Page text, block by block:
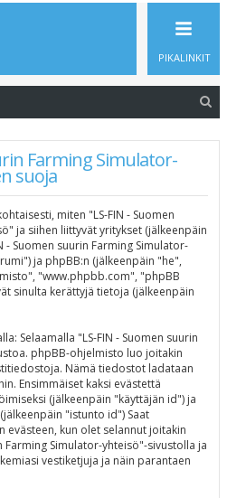
PIKALINKIT
Farming Simulator-
suoja
miten "LS-FIN - Suomen
ja siihen liittyvät yritykset (jälkeenpäin
- Suomen suurin Farming Simulator-
ja phpBB:n (jälkeenpäin "he",
"www.phpbb.com", "phpBB
sinulta kerättyjä tietoja (jälkeenpäin
Selaamalla "LS-FIN - Suomen suurin
phpBB-ohjelmisto luo joitakin
Nämä tiedostot ladataan
Ensimmäiset kaksi evästettä
(jälkeenpäin "käyttäjän id") ja
"istunto id") Saat
evästeen, kun olet selannut joitakin
Farming Simulator-yhteisö"-sivustolla ja
vestiketjuja ja näin parantaen